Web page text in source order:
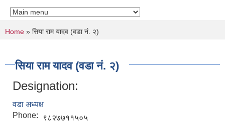
You are here
Home » सिया राम यादव (वडा नं. २)
सिया राम यादव (वडा नं. २)
Designation:
वडा अध्यक्ष
Phone:
९८२७७११५०५